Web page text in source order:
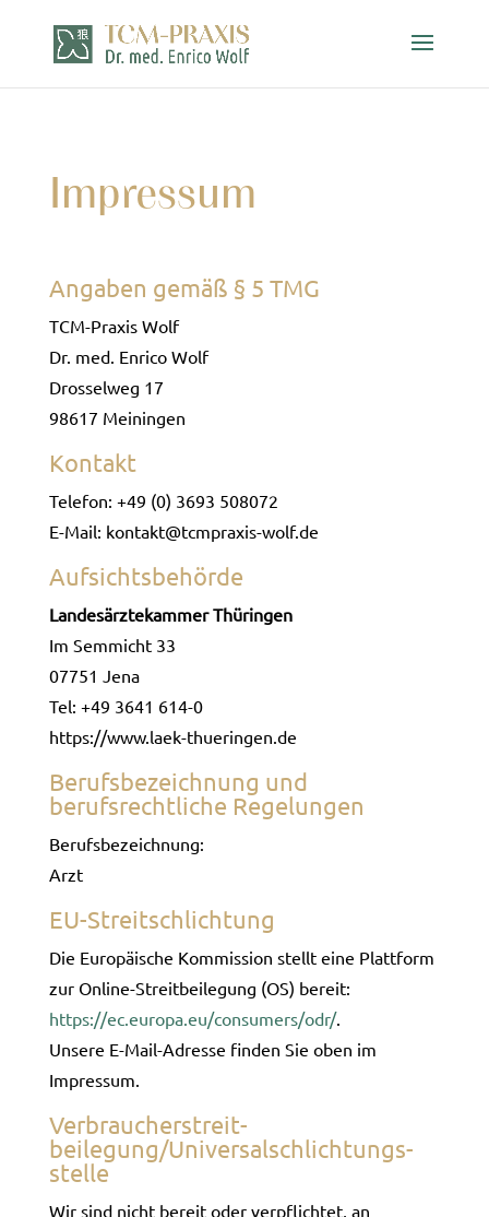
Impressum
Angaben gemäß § 5 TMG
TCM-Praxis Wolf
Dr. med. Enrico Wolf
Drosselweg 17
98617 Meiningen
Kontakt
Telefon: +49 (0) 3693 508072
E-Mail: kontakt@tcmpraxis-wolf.de
Aufsichtsbehörde
Landesärztekammer Thüringen
Im Semmicht 33
07751 Jena
Tel: +49 3641 614-0
https://www.laek-thueringen.de
Berufsbezeichnung und
berufsrechtliche Regelungen
Berufsbezeichnung:
Arzt
EU-Streitschlichtung
Die Europäische Kommission stellt eine Plattform
zur Online-Streitbeilegung (OS) bereit:
https://ec.europa.eu/consumers/odr/.
Unsere E-Mail-Adresse finden Sie oben im
Impressum.
Verbraucher­streit­
beilegung/Universal­schlichtungs­
stelle
Wir sind nicht bereit oder verpflichtet, an